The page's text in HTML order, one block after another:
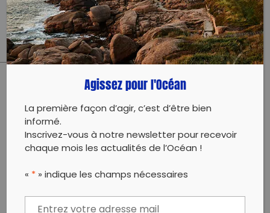
Sacs fournis par la commune. Apportez vos gants
PARTAGER CET ARTICLE:
Partager sur Facebook
Partager sur
Copy to clipboard
Agissez pour l'Océan
La première façon d’agir, c’est d’être bien
informé.
Inscrivez-vous à notre newsletter pour recevoir
chaque mois les actualités de l’Océan !
« * » indique les champs nécessaires